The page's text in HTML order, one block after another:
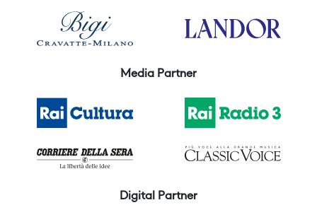
Media Partner
Digital Partner